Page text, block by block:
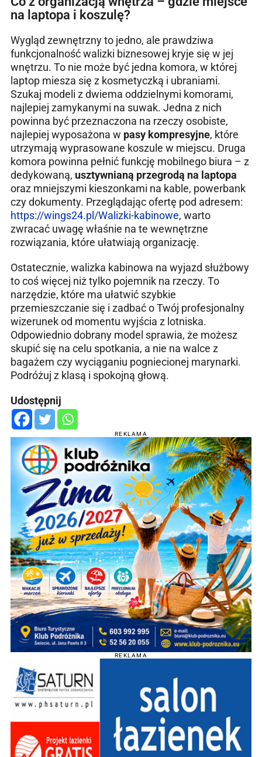
na laptopa i koszulę?
Wygląd zewnętrzny to jedno, ale prawdziwa
funkcjonalność walizki biznesowej kryje się w jej
wnętrzu. To nie może być jedna komora, w której
laptop miesza się z kosmetyczką i ubraniami.
Szukaj modeli z dwiema oddzielnymi komorami,
najlepiej zamykanymi na suwak. Jedna z nich
powinna być przeznaczona na rzeczy osobiste,
najlepiej wyposażona w pasy kompresyjne, które
utrzymają wyprasowane koszule w miejscu. Druga
komora powinna pełnić funkcję mobilnego biura – z
dedykowaną, usztywnianą przegrodą na laptopa
oraz mniejszymi kieszonkami na kable, powerbank
czy dokumenty. Przeglądając ofertę pod adresem:
https://wings24.pl/Walizki-kabinowe, warto
zwracać uwagę właśnie na te wewnętrzne
rozwiązania, które ułatwiają organizację.
Ostatecznie, walizka kabinowa na wyjazd służbowy
to coś więcej niż tylko pojemnik na rzeczy. To
narzędzie, które ma ułatwić szybkie
przemieszczanie się i zadbać o Twój profesjonalny
wizerunek od momentu wyjścia z lotniska.
Odpowiednio dobrany model sprawia, że możesz
skupić się na celu spotkania, a nie na walce z
bagażem czy wyciąganiu pogniecionej marynarki.
Podróżuj z klasą i spokojną głową.
Udostępnij
REKLAMA
REKLAMA